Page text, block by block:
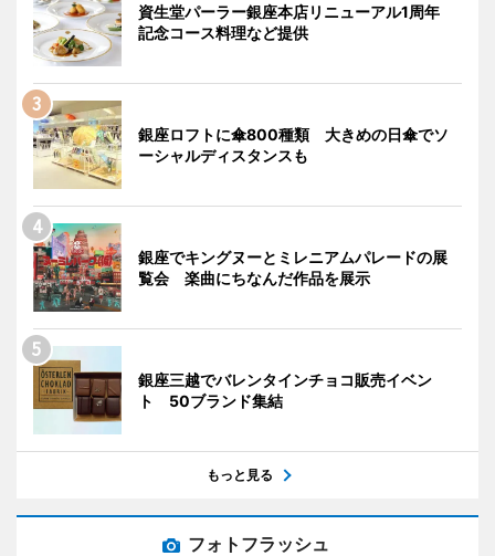
資生堂パーラー銀座本店リニューアル1周年
記念コース料理など提供
銀座ロフトに傘800種類 大きめの日傘でソ
ーシャルディスタンスも
銀座でキングヌーとミレニアムパレードの展
覧会 楽曲にちなんだ作品を展示
銀座三越でバレンタインチョコ販売イベン
ト 50ブランド集結
もっと見る
フォトフラッシュ